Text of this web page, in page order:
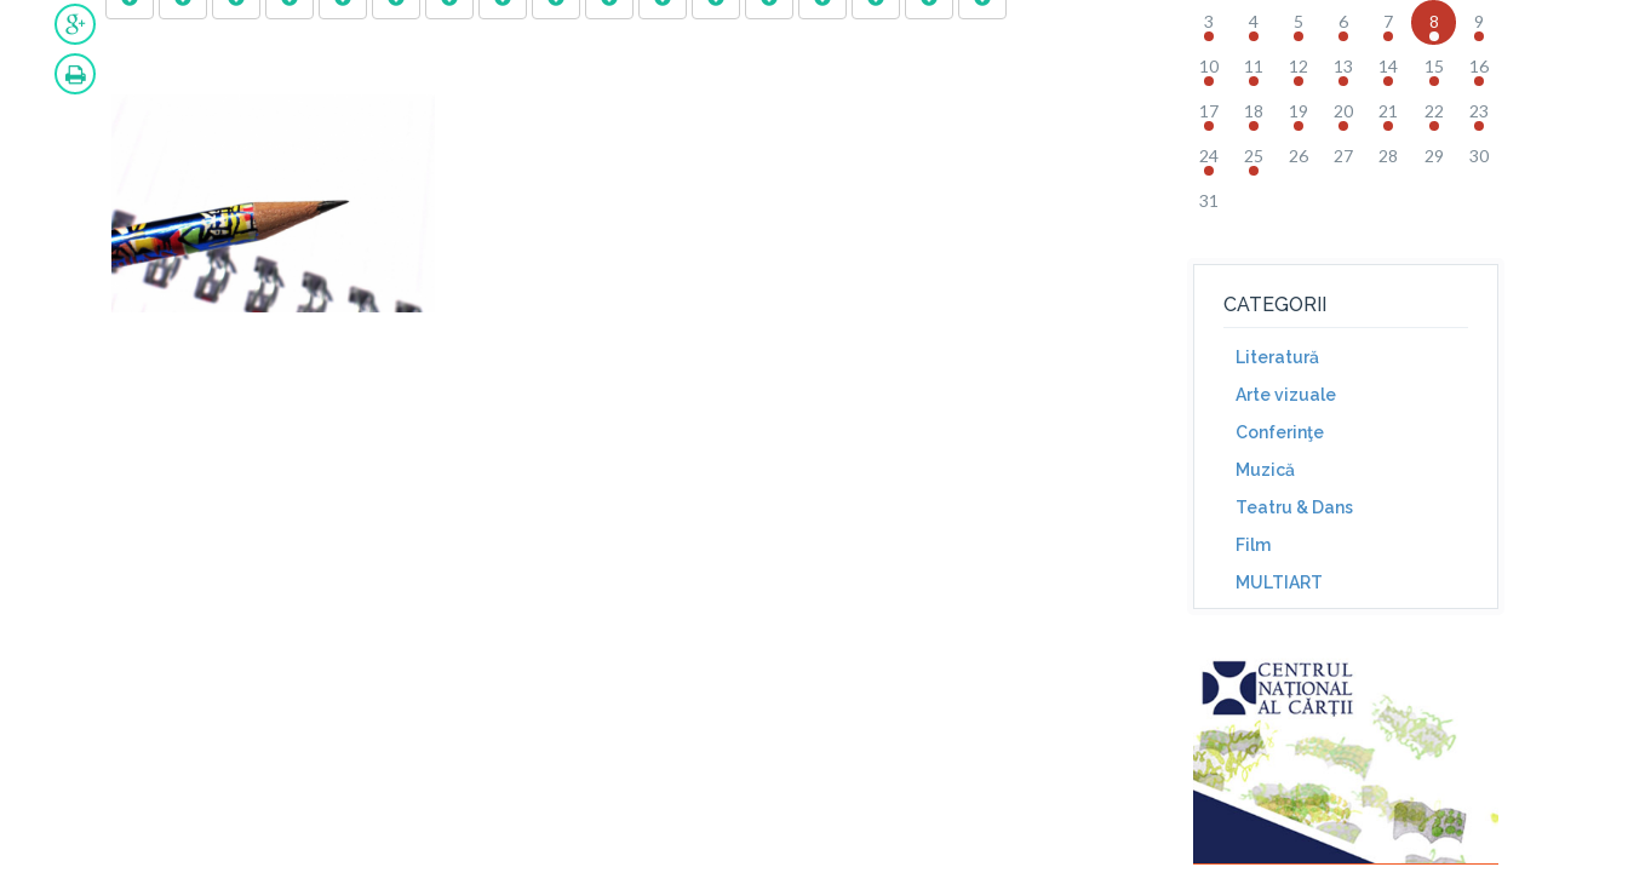
3 4 5 6 7 8 9
10 11 12 13 14 15 16
17 18 19 20 21 22 23
24 25 26 27 28 29 30
31
CATEGORII
Literatură
Arte vizuale
Conferinţe
Muzică
Teatru & Dans
Film
MULTIART